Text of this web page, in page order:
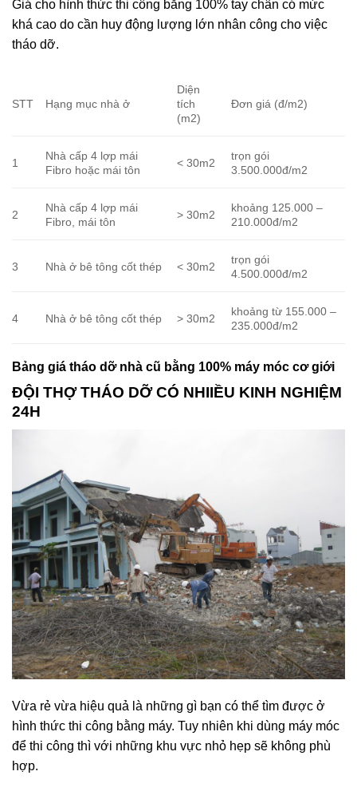
Giá cho hình thức thi công bằng 100% tay chân có mức
khá cao do cần huy động lượng lớn nhân công cho việc
tháo dỡ.
STT Hạng mục nhà ở
Diện
tích
(m2)
Đơn giá (đ/m2)
1
Nhà cấp 4 lợp mái
Fibro hoặc mái tôn
< 30m2
trọn gói
3.500.000đ/m2
2
Nhà cấp 4 lợp mái
Fibro, mái tôn
> 30m2
khoảng 125.000 –
210.000đ/m2
3 Nhà ở bê tông cốt thép < 30m2
trọn gói
4.500.000đ/m2
4 Nhà ở bê tông cốt thép > 30m2
khoảng từ 155.000 –
235.000đ/m2
Bảng giá tháo dỡ nhà cũ bằng 100% máy móc cơ giới
ĐỘI THỢ THÁO DỠ CÓ NHIIỀU KINH NGHIỆM
24H
Vừa rẻ vừa hiệu quả là những gì bạn có thể tìm được ở
hình thức thi công bằng máy. Tuy nhiên khi dùng máy móc
để thi công thì với những khu vực nhỏ hẹp sẽ không phù
hợp.